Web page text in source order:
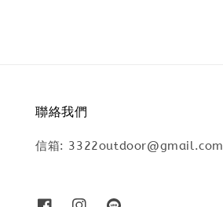
聯絡我們
信箱: 3322outdoor@gmail.com